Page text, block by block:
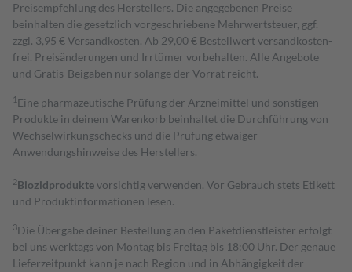
Preisempfehlung des Herstellers. Die angegebenen Preise
beinhalten die gesetzlich vorgeschriebene Mehrwertsteuer, ggf.
zzgl. 3,95 € Versandkosten. Ab 29,00 € Bestell­wert versand­kosten­
frei. Preisänderungen und Irrtümer vorbehalten. Alle Angebote
und Gratis-Beigaben nur solange der Vorrat reicht.
1 Eine pharmazeutische Prüfung der Arzneimittel und sonstigen
Produkte in deinem Warenkorb beinhaltet die Durchführung von
Wechselwirkungschecks und die Prüfung etwaiger
Anwendungshinweise des Herstellers.
2Biozidproduktevorsichtig verwenden. Vor Gebrauch stets Etikett
und Produktinformationen lesen.
3Die Übergabe deiner Bestellung an den Paketdienstleister erfolgt
bei uns werktags von Montag bis Freitag bis 18:00 Uhr. Der genaue
Lieferzeitpunkt kann je nach Region und in Abhängigkeit der